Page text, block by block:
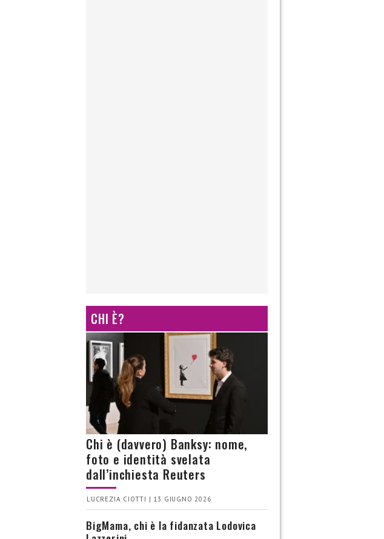
CHI È?
Chi è (davvero) Banksy: nome,
foto e identità svelata
dall’inchiesta Reuters
LUCREZIA CIOTTI | 13 GIUGNO 2026
BigMama, chi è la fidanzata Lodovica